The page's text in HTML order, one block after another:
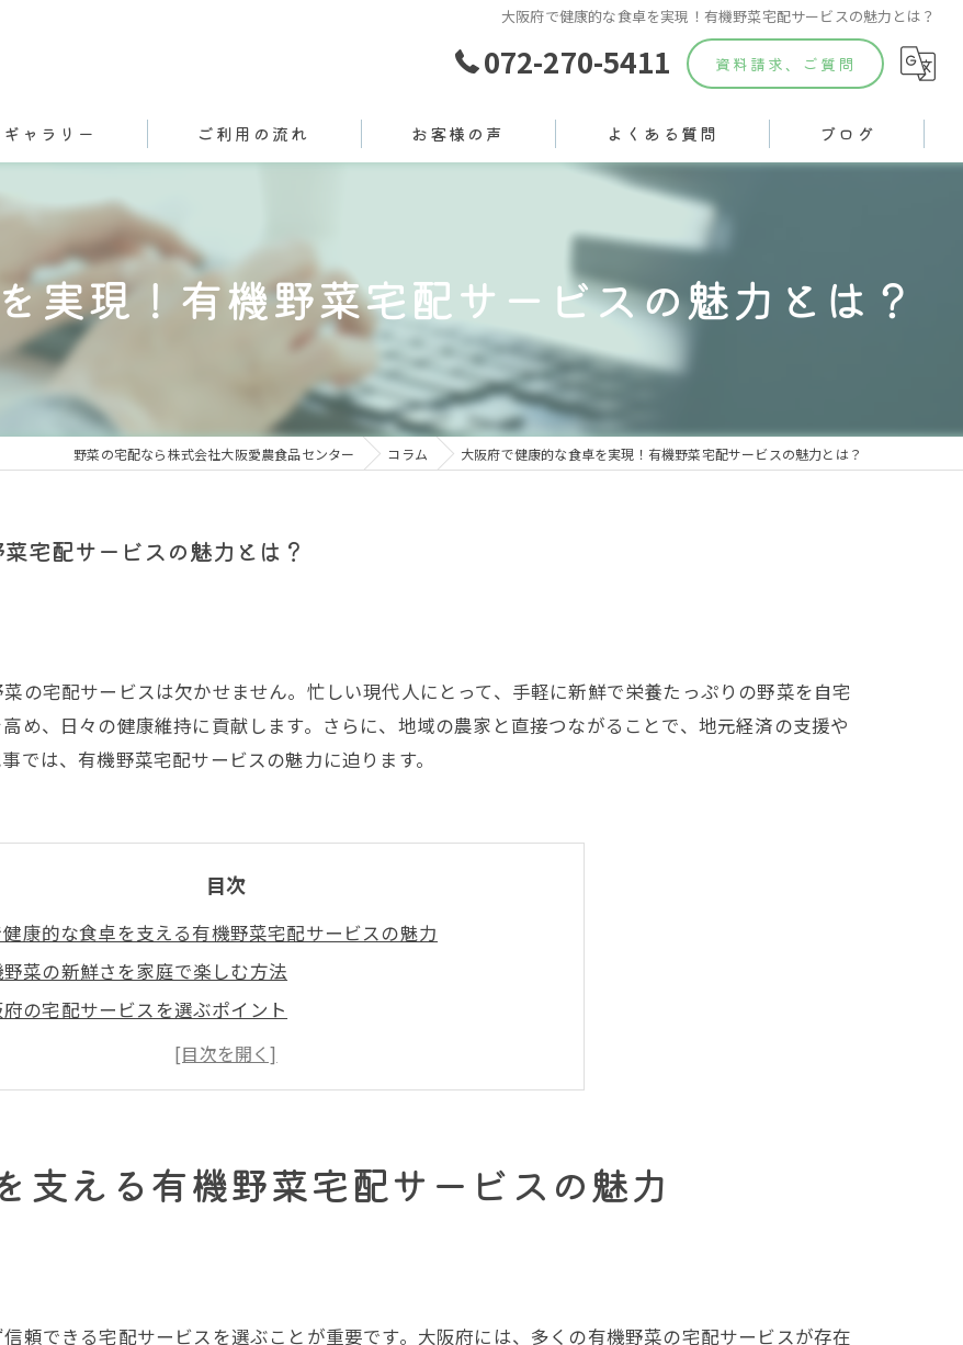
大阪府で健康的な食卓を実現！有機野菜宅配サービスの魅力とは？
072-270-5411 資料請求、ご質問
ギャラリー ご利用の流れ お客様の声 よくある質問 ブログ
実現！有機野菜宅配サービスの魅力とは？
野菜の宅配なら株式会社大阪愛農食品センター コラム 大阪府で健康的な食卓を実現！有機野菜宅配サービスの魅力とは？
宅配サービスの魅力とは？
の宅配サービスは欠かせません。忙しい現代人にとって、手軽に新鮮で栄養たっぷりの野菜を自宅
め、日々の健康維持に貢献します。さらに、地域の農家と直接つながることで、地元経済の支援や
では、有機野菜宅配サービスの魅力に迫ります。
目次
康的な食卓を支える有機野菜宅配サービスの魅力
野菜の新鮮さを家庭で楽しむ方法
府の宅配サービスを選ぶポイント
野菜宅配サービスの利用者の声
家と直接つながるメリット
優しい選択としての有機野菜
配サービスで大阪府の食生活を豊かにする方法
野菜の保存方法と工夫
支える有機野菜宅配サービスの魅力
頼できる宅配サービスを選ぶことが重要です。大阪府には、多くの有機野菜の宅配サービスが存在